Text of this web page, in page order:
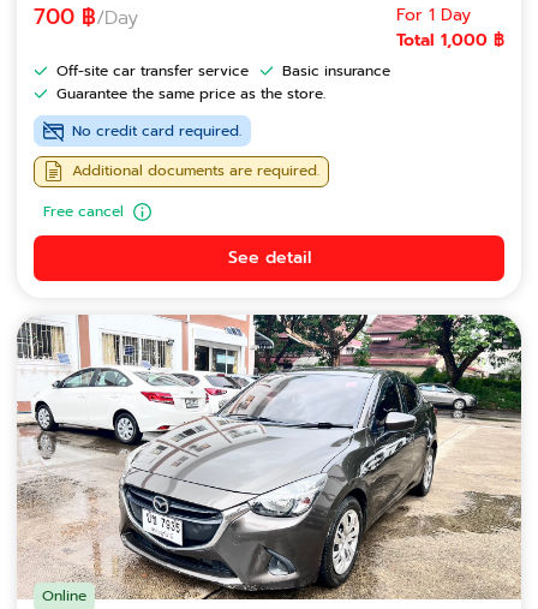
700 ฿/Day
For 1 Day
Total 1,000 ฿
Off-site car transfer service
Basic insurance
Guarantee the same price as the store.
No credit card required.
Additional documents are required.
Free cancel
See detail
Online